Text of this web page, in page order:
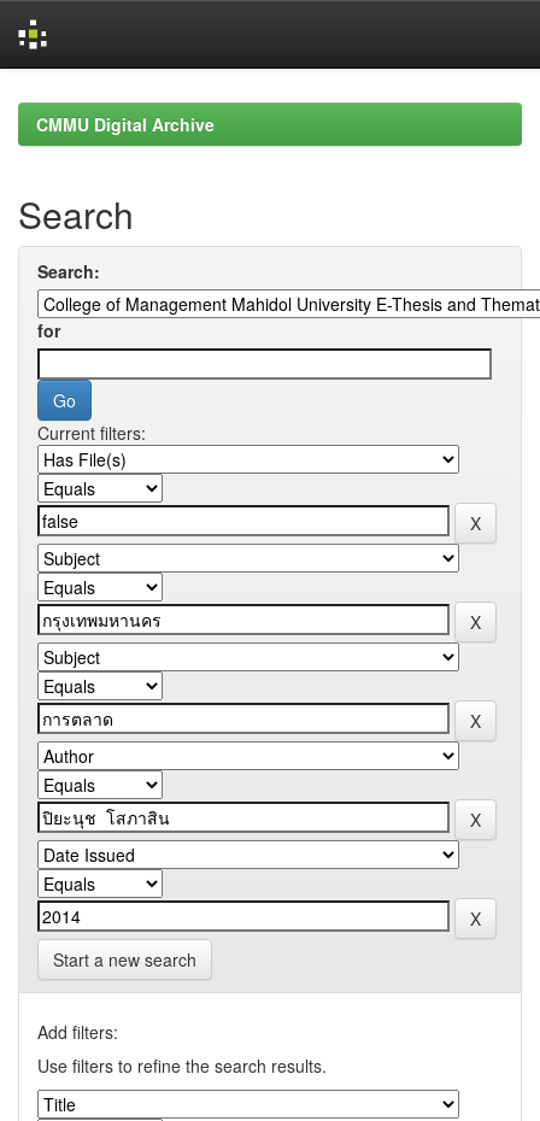
navigationCMMU Digital Archive
Search
Search:
for
Current filters:
Start a new search
Add filters:
Use filters to refine the search results.